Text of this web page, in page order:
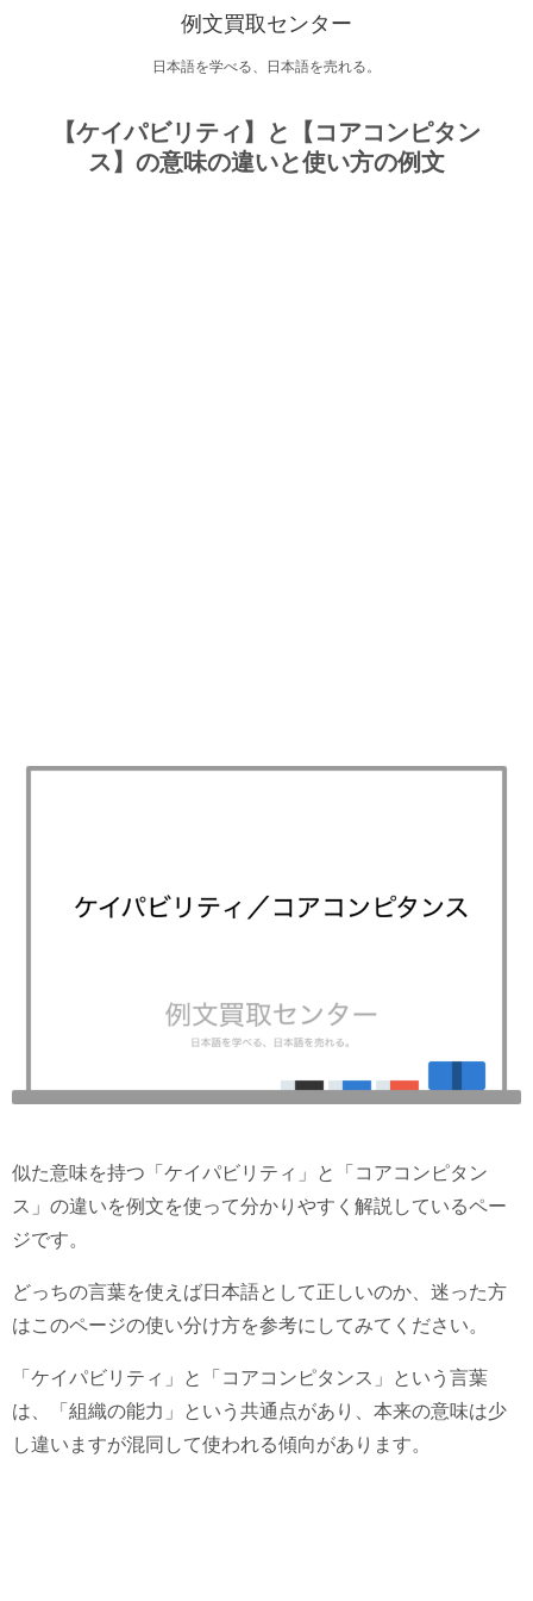
例文買取センター
日本語を学べる、日本語を売れる。
【ケイパビリティ】と【コアコンピタン
ス】の意味の違いと使い方の例文
似た意味を持つ「ケイパビリティ」と「コアコンピタン
ス」の違いを例文を使って分かりやすく解説しているペー
ジです。
どっちの言葉を使えば日本語として正しいのか、迷った方
はこのページの使い分け方を参考にしてみてください。
「ケイパビリティ」と「コアコンピタンス」という言葉
は、「組織の能力」という共通点があり、本来の意味は少
し違いますが混同して使われる傾向があります。